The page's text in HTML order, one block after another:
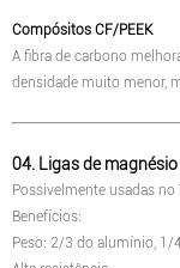
Compósitos CF/PEEK
A fibra de carbono
densidade muito menor,
04. Ligas de
Possivelmente usadas no
Benefícios:
Peso: 2/3 do alumínio, 1/